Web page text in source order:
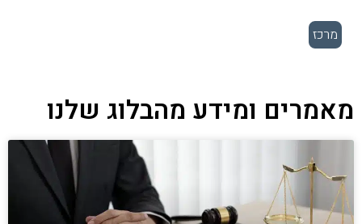
מרכז
מאמרים ומידע מהבלוג שלנו